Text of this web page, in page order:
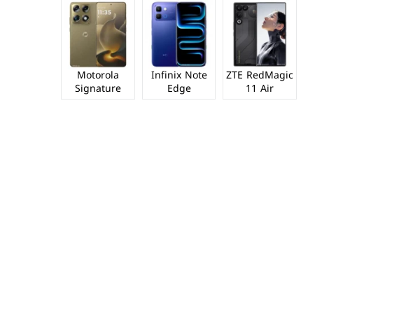
ZTE RedMagic
11 Air
Infinix Note
Edge
Motorola
Signature